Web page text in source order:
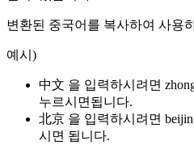
변환된 중국어를 복사하여 사용
예시)
中文 을 입력하시려면
누르시면됩니다.
北京 을 입력하시려면
시면 됩니다.